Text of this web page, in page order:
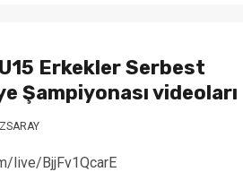
Erkekler Serbest
Şampiyonası videoları
live/BjjFv1QcarE